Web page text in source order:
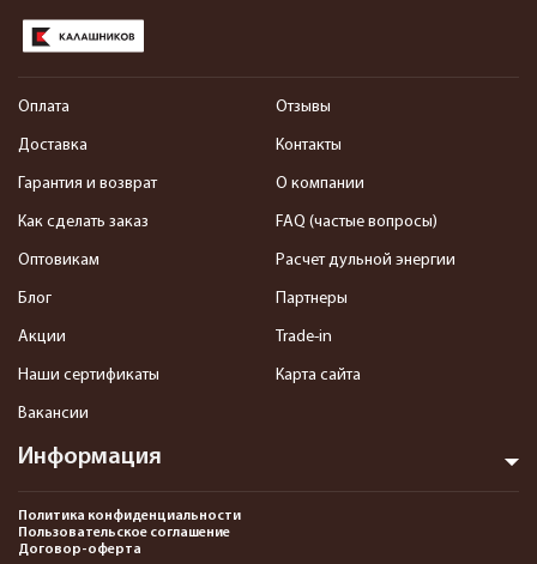
Информация
Оплата
Доставка
Гарантия и возврат
Как сделать заказ
Оптовикам
Блог
Акции
Наши сертификаты
Вакансии
Отзывы
Контакты
О компании
FAQ (частые вопросы)
Расчет дульной энергии
Партнеры
Trade-in
Карта сайта
Политика конфиденциальности
Пользовательское соглашение
Договор-оферта